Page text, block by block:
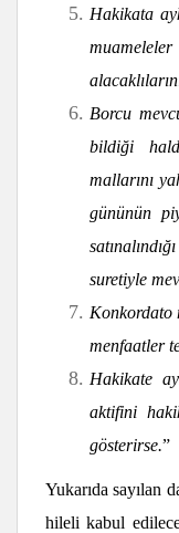
Hakikata
Borcu
bildiği
mallarını
gününün
suretiyle
Konkordato
menfaatler
Hakikate
aktifini
gösterirse.”
Yukarıda sayılan
hileli kabul